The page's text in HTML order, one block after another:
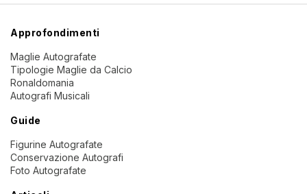
Approfondimenti
Maglie Autografate
Tipologie Maglie da Calcio
Ronaldomania
Autografi Musicali
Guide
Figurine Autografate
Conservazione Autografi
Foto Autografate